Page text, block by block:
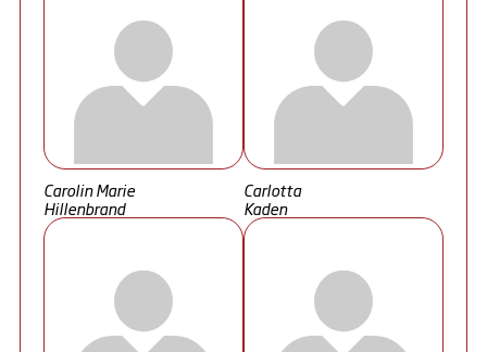
Carolin Marie
Hillenbrand
Carlotta
Kaden